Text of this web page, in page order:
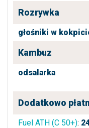
Rozrywka
głośniki w
Kambuz
odsalarka
Dodatkowo
Fuel ATH (C 50+):